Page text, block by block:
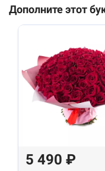
Дополните этот
5 490 ₽